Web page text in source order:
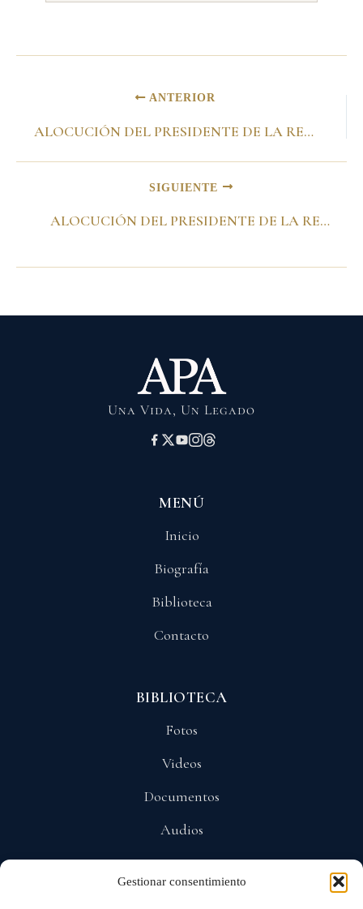
Gestionar consentimiento
ANTERIOR
ALOCUCIÓN DEL PRESIDENTE DE LA REPÚBLICA, ANDRÉS PASTRANA ARANGO, SOBRE LA PRESENTACIÓN DEL PROYECTO DE REFORMA PENSIONAL PREPARADO POR EL GOBIERNO NACIONAL AL PACTO POLÍTICO Y SOCIAL. Bogotá D.C., noviembre 15 de 2001
SIGUIENTE
ALOCUCIÓN DEL PRESIDENTE DE LA REPÚBLICA, ANDRÉS PASTRANA ARANGO, CON MOTIVO DE LA ENTREGA DE LOS RECURSOS PARA SUBSIDIOS A 21 ELECTRIFICADORAS DEL PAÍS. Bogotá D.C., 13 de diciembre de 2001
Una Vida, Un Legado
MENÚ
Inicio
Biografía
Biblioteca
Contacto
BIBLIOTECA
Fotos
Videos
Documentos
Audios